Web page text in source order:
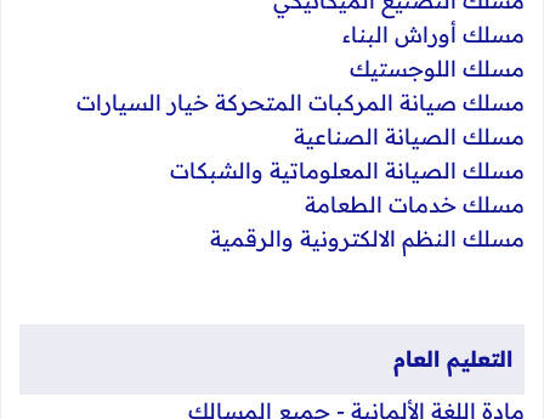
مسلك أوراش البناء
مسلك اللوجستيك
مسلك صيانة المركبات المتحركة خيار السيارات
مسلك الصيانة الصناعية
مسلك الصيانة المعلوماتية والشبكات
مسلك خدمات الطعامة
مسلك النظم الالكترونية والرقمية
​التعليم العام​​
مادة اللغة الألمانية - جميع المسالك